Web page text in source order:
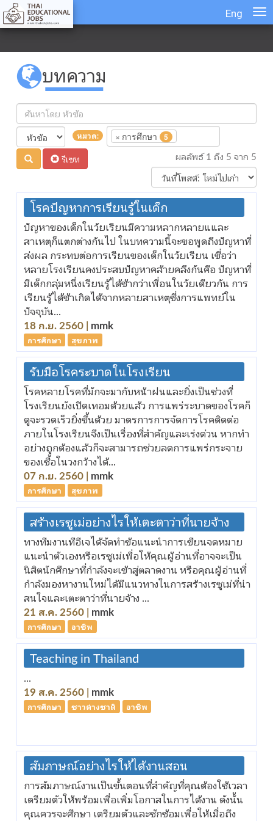
Eng
บทความ
หมวด: × การศึกษา 5
รีเซท ผลลัพธ์ 1 ถึง 5 จาก 5
โรคปัญหาการเรียนรู้ในเด็ก
ปัญหาของเด็กในวัยเรียนมีความหลากหลายแและ
สาเหตุก็แตกต่างกันไป ในบทความนี้จะขอพูดถึงปัญหาที่
ส่งผล กระทบต่อการเรียนของเด็กในวัยเรียน เชื่อว่า
หลายโรงเรียนคงประสบปัญหาคล้ายคลึงกันคือ ปัญหาที่
มีเด็กกลุ่มหนึ่งเรียนรู้ได้ช้ากว่าเพื่อนในวัยเดียวกัน การ
เรียนรู้ได้ช้าเกิดได้จากหลายสาเหตุซึ่งการแพทย์ใน
ปัจจุบัน...
18 ก.ย. 2560 | mmk
การศึกษา สุขภาพ
รับมือโรคระบาดในโรงเรียน
โรคหลายโรคที่มักจะมากับหน้าฝนและยิ่งเป็นช่วงที่
โรงเรียนยังเปิดเทอมด้วยแล้ว การแพร่ระบาดของโรคก็
ดูจะรวดเร็วยิ่งขึ้นด้วย มาตรการการจัดการโรคติดต่อ
ภายในโรงเรียนจึงเป็นเรื่องที่สำคัญและเร่งด่วน หากทำ
อย่างถูกต้องแล้วก็จะสามารถช่วยลดการแพร่กระจาย
ของเชื้อในวงกว้างได้...
07 ก.ย. 2560 | mmk
การศึกษา สุขภาพ
สร้างเรซูเม่อย่างไรให้เตะตาว่าที่นายจ้าง
ทางทีมงานทีอีเจได้จัดทำข้อแนะนำการเขียนจดหมาย
แนะนำตัวเองหรือเรซูเม่เพื่อให้คุณผู้อ่านที่อาจจะเป็น
นิสิตนักศึกษาที่กำลังจะเข้าสู่ตลาดงาน หรือคุณผู้อ่านที่
กำลังมองหางานใหม่ได้มีแนวทางในการสร้างเรซูเม่ที่น่า
สนใจและเตะตาว่าที่นายจ้าง ...
21 ส.ค. 2560 | mmk
การศึกษา อาชีพ
Teaching in Thailand
...
19 ส.ค. 2560 | mmk
การศึกษา ชาวต่างชาติ อาชีพ
สัมภาษณ์อย่างไรให้ได้งานสอน
การสัมภาษณ์งานเป็นขั้นตอนที่สำคัญที่คุณต้องใช้เวลา
เตรียมตัวให้พร้อมเพื่อเพิ่มโอกาสในการได้งาน ดังนั้น
คุณควรจะศึกษา เตรียมตัวและซักซ้อมเพื่อให้เมื่อถึง